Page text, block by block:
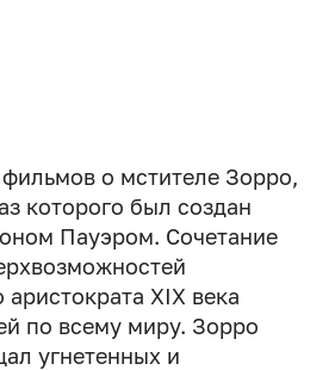
о мстителе Зорро,
которого был создан
Пауэром. Сочетание
XIX века
по всему миру. Зорро
угнетенных и